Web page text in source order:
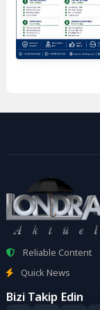
Reliable Content
Quick News
Bizi Takip Edin